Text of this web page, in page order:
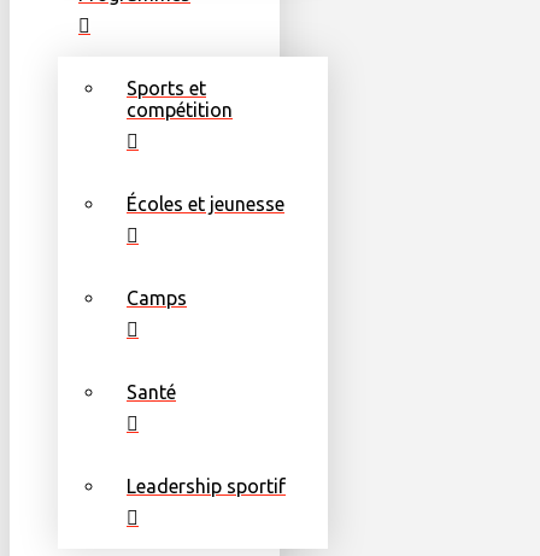
Sports et
compétition
Écoles et jeunesse
Camps
Santé
Leadership sportif